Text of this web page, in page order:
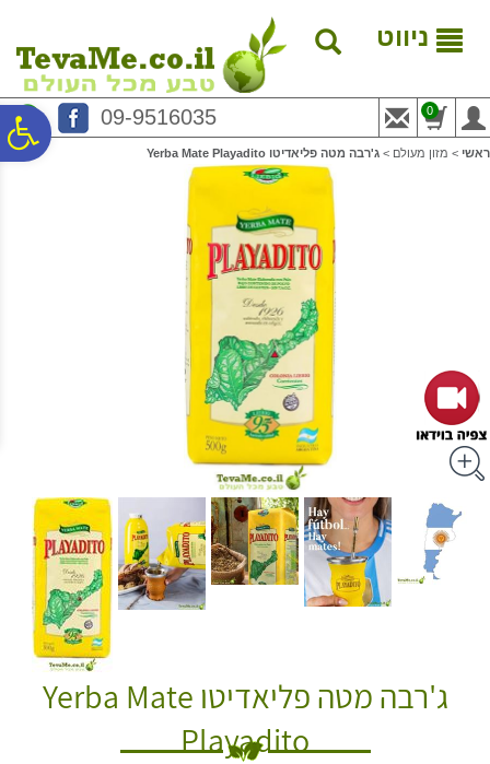
נגישות
המרכזי
ניווט
09-9516035 0
ראשי > מזון מעולם > ג'רבה מטה פליאדיטו Yerba Mate Playadito
ג'רבה מטה פליאדיטו Yerba Mate
Playadito